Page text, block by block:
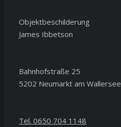
Objektbeschilderung
James Ibbetson
Bahnhofstraße 25
5202 Neumarkt am Wallersee
Tel. 0650 704 1148